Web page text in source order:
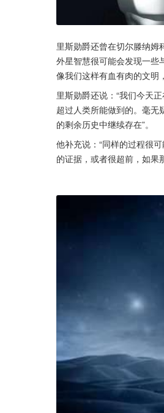
里斯勋爵还曾在切尔滕纳姆
外星智慧很可能会发现一些
像我们这样有血有肉的文明
里斯勋爵还说：“我们今天
超过人类所能做到的。毫
的剩余历史中继续存在”。
他补充说：“同样的过程很
的证据，或者很超前，如果